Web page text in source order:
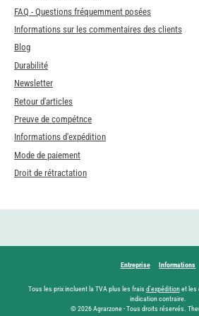
FAQ - Questions fréquemment posées
Informations sur les commentaires des clients
Blog
Durabilité
Newsletter
Retour d'articles
Preuve de compétnce
Informations d'expédition
Mode de paiement
Droit de rétractation
Entreprise Informations
Tous les prix incluent la TVA plus les frais d'expéditionet les
indication contraire.
© 2026 Agrarzone - Tous droits réservés.